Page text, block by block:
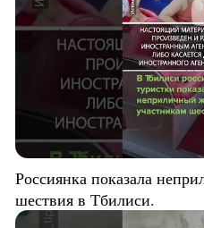
Россиянка показала
шествия в Тбилиси.